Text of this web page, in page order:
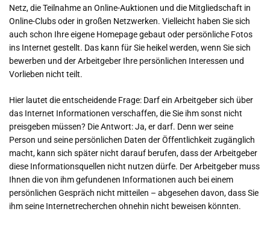
Netz, die Teilnahme an Online-Auktionen und die Mitgliedschaft in
Online-Clubs oder in großen Netzwerken. Vielleicht haben Sie sich
auch schon Ihre eigene Homepage gebaut oder persönliche Fotos
ins Internet gestellt. Das kann für Sie heikel werden, wenn Sie sich
bewerben und der Arbeitgeber Ihre persönlichen Interessen und
Vorlieben nicht teilt.
Hier lautet die entscheidende Frage: Darf ein Arbeitgeber sich über
das Internet Informationen verschaffen, die Sie ihm sonst nicht
preisgeben müssen? Die Antwort: Ja, er darf. Denn wer seine
Person und seine persönlichen Daten der Öffentlichkeit zugänglich
macht, kann sich später nicht darauf berufen, dass der Arbeitgeber
diese Informationsquellen nicht nutzen dürfe. Der Arbeitgeber muss
Ihnen die von ihm gefundenen Informationen auch bei einem
persönlichen Gespräch nicht mitteilen – abgesehen davon, dass Sie
ihm seine Internetrecherchen ohnehin nicht beweisen könnten.